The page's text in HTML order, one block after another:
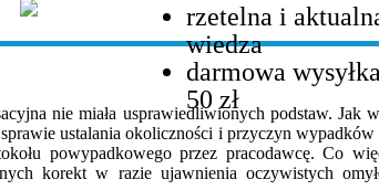
rzetelna i
wiedza
darmowa
50 zł
nie miała usprawiedliwionych podstaw. Jak
ustalania okoliczności i przyczyn
powypadkowego przez pracodawcę. Co
korekt w razie ujawnienia oczywistych